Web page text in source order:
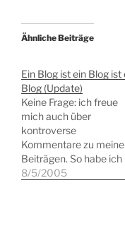
Ähnliche Beiträge
Ein Blog ist ein Blog ist
Blog (Update)
Keine Frage: ich freue
mich auch über
kontroverse
Kommentare zu
Beiträgen. So habe ich
mir mit meinem
8/5/2005